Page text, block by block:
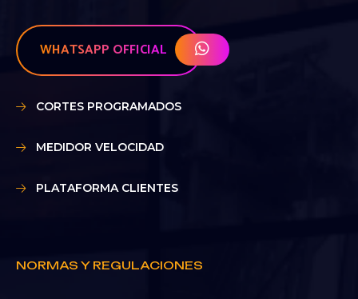
WHATSAPP OFFICIAL
CORTES PROGRAMADOS
MEDIDOR VELOCIDAD
PLATAFORMA CLIENTES
NORMAS Y REGULACIONES